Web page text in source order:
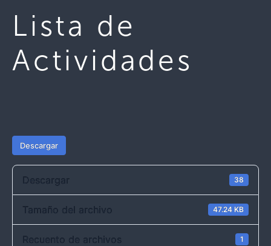
Lista de
Actividades
Descargar
Descargar 38
Tamaño del archivo 47.24 KB
Recuento de archivos 1